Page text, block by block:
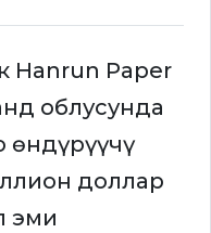
Hanrun Paper
облусунда
өндүрүүчү
доллар
эми